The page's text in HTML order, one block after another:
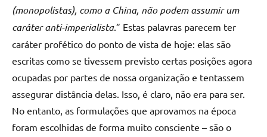
(monopolistas), como a China, não podem assumir um
caráter anti-imperialista.” Estas palavras parecem ter
caráter profético do ponto de vista de hoje: elas são
escritas como se tivessem previsto certas posições agora
ocupadas por partes de nossa organização e tentassem
assegurar distância delas. Isso, é claro, não era para ser.
No entanto, as formulações que aprovamos na época
foram escolhidas de forma muito consciente – são o